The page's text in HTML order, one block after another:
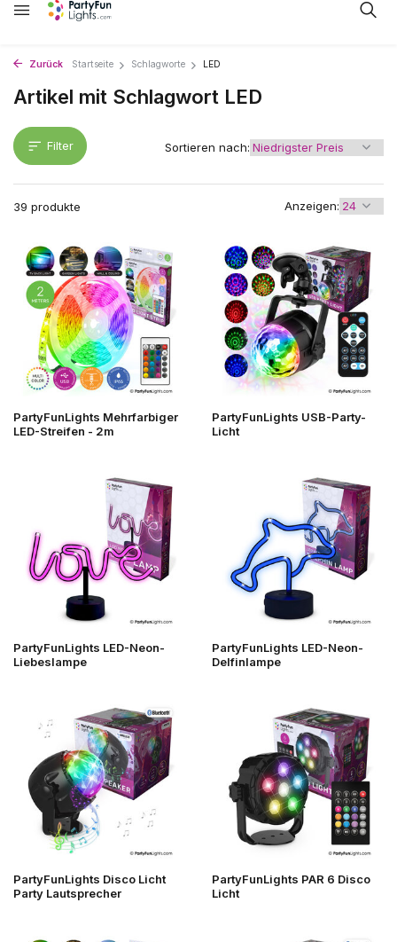
Zurück Startseite Schlagworte LED
Artikel mit Schlagwort LED
Filter
39 produkte Anzeigen:
Sortieren nach:
PartyFunLights Mehrfarbiger
LED-Streifen - 2m
PartyFunLights USB-Party-
Licht
PartyFunLights LED-Neon-
Liebeslampe
PartyFunLights LED-Neon-
Delfinlampe
PartyFunLights Disco Licht
Party Lautsprecher
PartyFunLights PAR 6 Disco
Licht